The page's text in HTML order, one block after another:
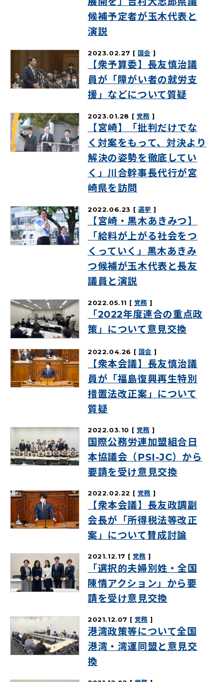
プライバシーポリシー
特定商取引法に基づく表記候補予定者が玉木代表と
演説
2023.02.27 国会
【衆予算委】長友慎治議
員が「障がい者の就労支
援」などについて質疑
2023.01.28 党務
【宮崎】「批判だけでな
く対案をもって、対決より
解決の姿勢を徹底してい
く」川合幹事長代行が宮
崎県を訪問
2022.06.23 選挙
【宮崎・黒木あきみつ】
「給料が上がる社会をつ
くっていく」黒木あきみ
つ候補が玉木代表と長友
議員と演説
2022.05.11 党務
「2022年度連合の重点政
策」について意見交換
2022.04.26 国会
【衆本会議】長友慎治議
員が「福島復興再生特別
措置法改正案」について
質疑
2022.03.10 党務
国際公務労連加盟組合日
本協議会（PSI-JC）から
要請を受け意見交換
2022.02.22 党務
【衆本会議】長友政調副
会長が「所得税法等改正
案」について賛成討論
2021.12.17 党務
「選択的夫婦別姓・全国
陳情アクション」から要
請を受け意見交換
2021.12.07 党務
港湾政策等について全国
港湾・湾運同盟と意見交
換